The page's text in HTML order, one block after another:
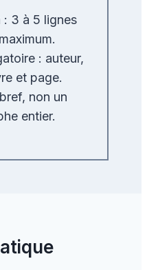
: 3 à 5 lignes
: auteur,
et page.
non un
entier.